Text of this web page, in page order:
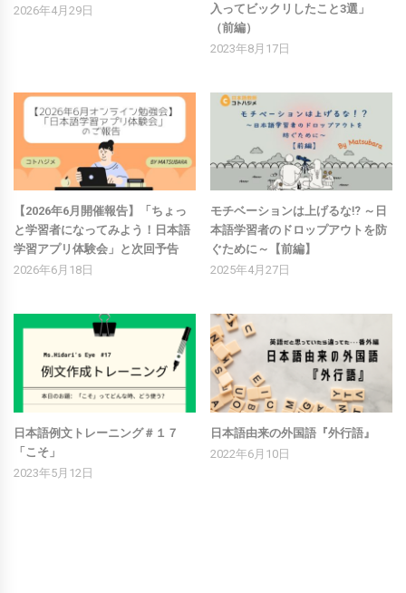
2026年4月29日
入ってビックリしたこと3選」
（前編）
2023年8月17日
【2026年6月開催報告】「ちょっ
と学習者になってみよう！日本語
学習アプリ体験会」と次回予告
2026年6月18日
モチベーションは上げるな⁉ ～日
本語学習者のドロップアウトを防
ぐために～【前編】
2025年4月27日
日本語例文トレーニング＃１７
「こそ」
2023年5月12日
日本語由来の外国語『外行語』
2022年6月10日